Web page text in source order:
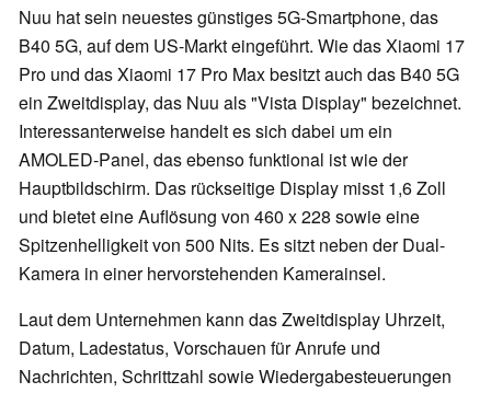
Nuu hat sein neuestes günstiges 5G-Smartphone, das
B40 5G, auf dem US-Markt eingeführt. Wie das Xiaomi 17
Pro und das Xiaomi 17 Pro Max besitzt auch das B40 5G
ein Zweitdisplay, das Nuu als "Vista Display" bezeichnet.
Interessanterweise handelt es sich dabei um ein
AMOLED-Panel, das ebenso funktional ist wie der
Hauptbildschirm. Das rückseitige Display misst 1,6 Zoll
und bietet eine Auflösung von 460 x 228 sowie eine
Spitzenhelligkeit von 500 Nits. Es sitzt neben der Dual-
Kamera in einer hervorstehenden Kamerainsel.
Laut dem Unternehmen kann das Zweitdisplay Uhrzeit,
Datum, Ladestatus, Vorschauen für Anrufe und
Nachrichten, Schrittzahl sowie Wiedergabesteuerungen